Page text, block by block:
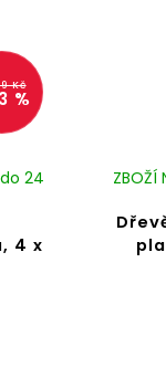
Kč
%
4 x
24 ZBOŽÍ